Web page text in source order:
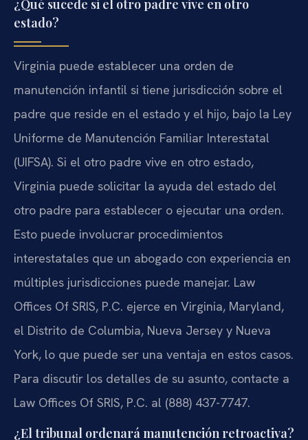
¿Qué sucede si el otro padre vive en otro
estado?
Virginia puede establecer una orden de
manutención infantil si tiene jurisdicción sobre el
padre que reside en el estado y el hijo, bajo la Ley
Uniforme de Manutención Familiar Interestatal
(UIFSA). Si el otro padre vive en otro estado,
Virginia puede solicitar la ayuda del estado del
otro padre para establecer o ejecutar una orden.
Esto puede involucrar procedimientos
interestatales que un abogado con experiencia en
múltiples jurisdicciones puede manejar. Law
Offices Of SRIS, P.C. ejerce en Virginia, Maryland,
el Distrito de Columbia, Nueva Jersey y Nueva
York, lo que puede ser una ventaja en estos casos.
Para discutir los detalles de su asunto, contacte a
Law Offices Of SRIS, P.C. al (888) 437-7747.
¿El tribunal ordenará manutención retroactiva?